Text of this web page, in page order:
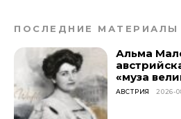
ПОСЛЕДНИЕ МАТЕРИАЛЫ
Альма
«муза
АВСТРИЯ 2026-